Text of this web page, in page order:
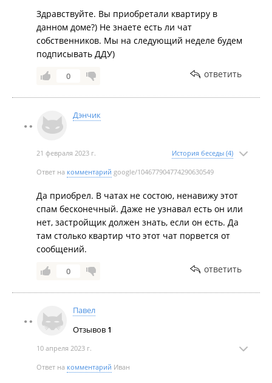
Здравствуйте. Вы приобретали квартиру в
данном доме?) Не знаете есть ли чат
собственников. Мы на следующий неделе будем
подписывать ДДУ)
0 ответить
Дэнчик
21 февраля 2023 г. История беседы (4)
Ответ на комментарий google/104677904774290630549
Да приобрел. В чатах не состою, ненавижу этот
спам бесконечный. Даже не узнавал есть он или
нет, застройщик должен знать, если он есть. Да
там столько квартир что этот чат порвется от
сообщений.
0 ответить
Павел
Отзывов 1
10 апреля 2023 г.
Ответ на комментарий Иван